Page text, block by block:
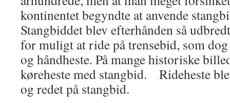
kontinentet begyndte at anvende
Stangbiddet blev efterhånden så
for muligt at ride på trensebid, som
og håndheste. På mange historiske
køreheste med stangbid. Rideheste
og redet på stangbid.